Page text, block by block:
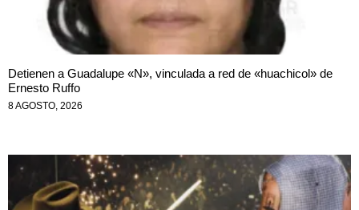
Detienen a Guadalupe «N», vinculada a red de «huachicol» de
Ernesto Ruffo
8 AGOSTO, 2026